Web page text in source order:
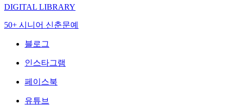
DIGITAL LIBRARY
50+ 시니어 신춘문예
블로그
인스타그램
페이스북
유튜브